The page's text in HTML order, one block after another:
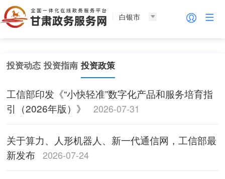
白银市
投资动态 投资指南 投资政策
工信部印发《“小快轻准”数字化产品和服务培育指
引（2026年版）》
2026-07-31
关于算力、人形机器人、新一代通信网，工信部最
新发布 2026-07-24